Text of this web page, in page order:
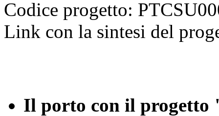
Codice progetto:
Link con la sintesi del
Il porto con il progetto